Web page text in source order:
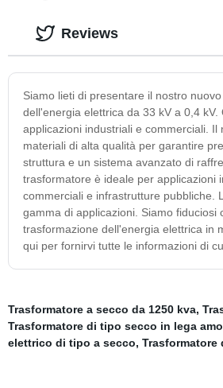
Siamo lieti di presentare il nostro
dell'energia elettrica da 33 kV a 0,4
applicazioni industriali e commerciali.
materiali di alta qualità per garantire
struttura e un sistema avanzato di
trasformatore è ideale per applicazioni
commerciali e infrastrutture pubbliche.
gamma di applicazioni. Siamo
trasformazione dell'energia elettrica in
qui per fornirvi tutte le informazioni di
Reviews
Trasformatore a secco da 1250 kva,
Trasformatore di tipo secco in lega
elettrico di tipo a secco, Trasformatore